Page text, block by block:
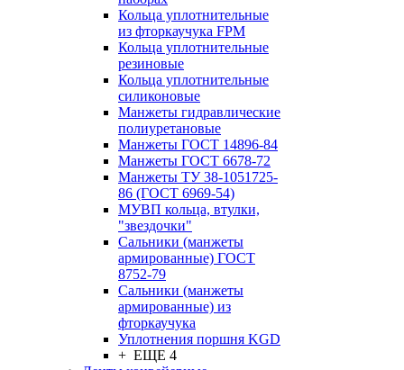
Кольца уплотнительные
из фторкаучука FPM
Кольца уплотнительные
резиновые
Кольца уплотнительные
силиконовые
Манжеты гидравлические
полиуретановые
Манжеты ГОСТ 14896-84
Манжеты ГОСТ 6678-72
Манжеты ТУ 38-1051725-
86 (ГОСТ 6969-54)
МУВП кольца, втулки,
"звездочки"
Сальники (манжеты
армированные) ГОСТ
8752-79
Сальники (манжеты
армированные) из
фторкаучука
Уплотнения поршня KGD
+ ЕЩЕ 4